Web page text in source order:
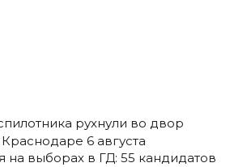
рухнули во двор
6 августа
на выборах в ГД: 55 кандидатов